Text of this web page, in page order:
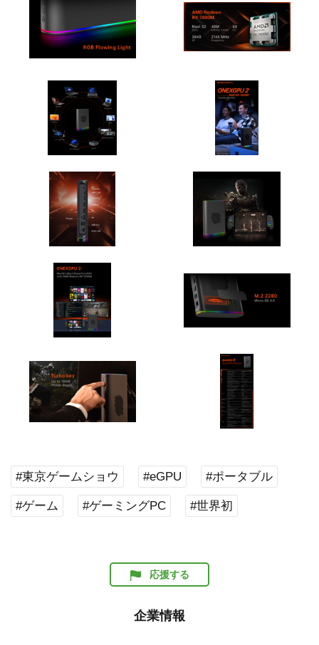
#東京ゲームショウ #eGPU #ポータブル
#ゲーム #ゲーミングPC #世界初
応援する
企業情報